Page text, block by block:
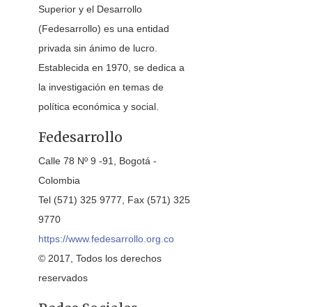
Superior y el Desarrollo
(Fedesarrollo) es una entidad
privada sin ánimo de lucro.
Establecida en 1970, se dedica a
la investigación en temas de
política económica y social.
Fedesarrollo
Calle 78 Nº 9 -91, Bogotá -
Colombia
Tel (571) 325 9777, Fax (571) 325
9770
https://www.fedesarrollo.org.co
© 2017, Todos los derechos
reservados